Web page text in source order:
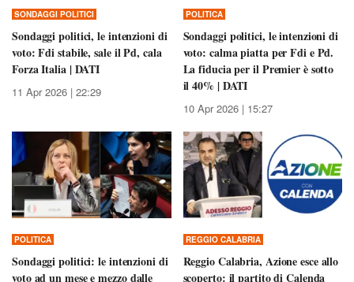
SONDAGGI POLITICI
Sondaggi politici, le intenzioni di
voto: Fdi stabile, sale il Pd, cala
Forza Italia | DATI
11 Apr 2026 | 22:29
POLITICA
Sondaggi politici, le intenzioni di
voto: calma piatta per Fdi e Pd.
La fiducia per il Premier è sotto
il 40% | DATI
10 Apr 2026 | 15:27
POLITICA
Sondaggi politici: le intenzioni di
voto ad un mese e mezzo dalle
REGGIO CALABRIA
Reggio Calabria, Azione esce allo
scoperto: il partito di Calenda